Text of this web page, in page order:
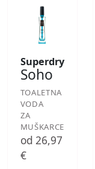
Superdry
Soho
TOALETNA
VODA
ZA
MUŠKARCE
od 26,97
€